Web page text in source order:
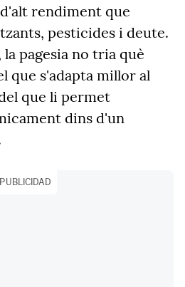
rendiment que
pesticides i deute.
pagesia no tria què
que s'adapta millor al
que li permet
dins d'un
PUBLICIDAD